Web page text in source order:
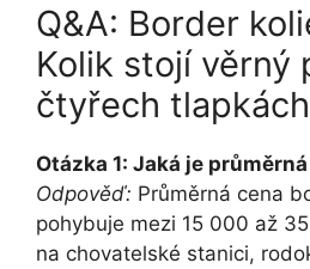
Q&A: Border
Kolik stojí věrný
čtyřech
Otázka 1: Jaká je
Odpověď: Průměrná cena
pohybuje mezi 15 000 až
na chovatelské stanici,